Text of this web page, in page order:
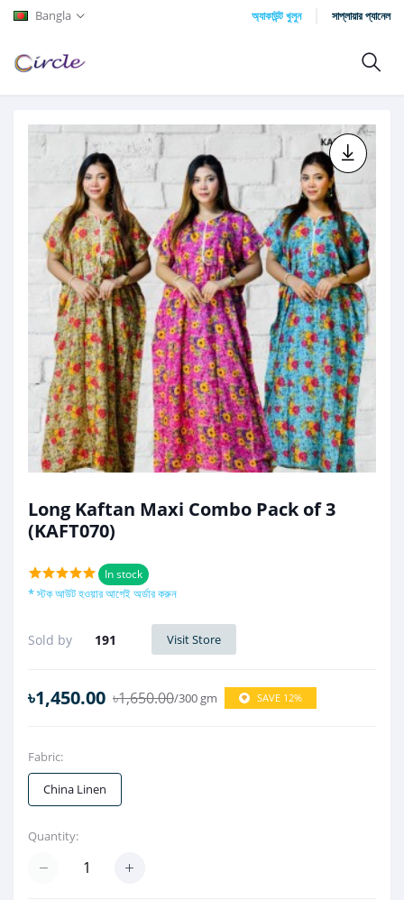
Bangla অ্যাকাউন্ট খুলুন সাপ্লায়ার প্যানেল
Long Kaftan Maxi Combo Pack of 3
(KAFT070)
In stock
* স্টক আউট হওয়ার আগেই অর্ডার করুন
Sold by 191 Visit Store
৳1,450.00 ৳1,650.00/300 gm SAVE 12%
Fabric:
China Linen
Quantity: